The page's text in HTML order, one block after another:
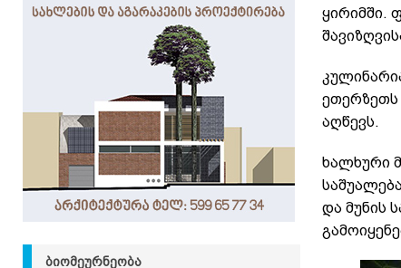
ყირიმში.
ეთერზეთს
აღწევს.
ხალხური
და მუნის
ᲑᲘᲝᲛᲔᲣᲠᲜᲔᲝᲑᲐ